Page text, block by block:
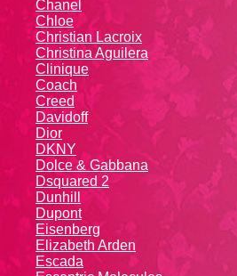
Chanel
Chloe
Christian Lacroix
Christina Aguilera
Cliniquе
Coach
Creed
Davidoff
Dior
DKNY
Dolce & Gabbana
Dsquared 2
Dunhill
Dupont
Eisenberg
Elizabeth Arden
Escada